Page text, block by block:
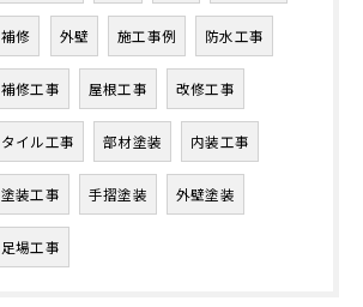
補修 外壁 施工事例 防水工事
補修工事 屋根工事 改修工事
タイル工事 部材塗装 内装工事
塗装工事 手摺塗装 外壁塗装
足場工事